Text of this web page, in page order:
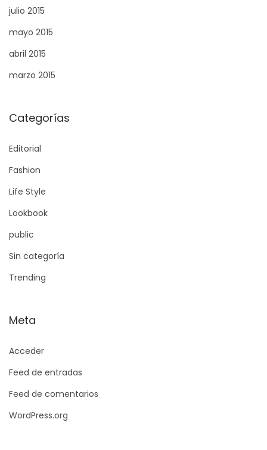
p
a
:
í
a
r
a
n
f
r
t
r
e
l
julio 2015
mayo 2015
abril 2015
marzo 2015
Categorías
Editorial
Fashion
Life Style
Lookbook
public
Sin categoría
Trending
Meta
Acceder
Feed de entradas
Feed de comentarios
WordPress.org